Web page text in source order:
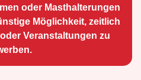
oder Masthalterungen
Möglichkeit, zeitlich
Veranstaltungen zu